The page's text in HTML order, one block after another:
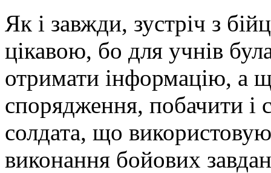
Як і завжди, зустріч з
цікавою, бо для учнів
отримати інформацію, а
спорядження, побачити і
солдата, що
виконання бойових